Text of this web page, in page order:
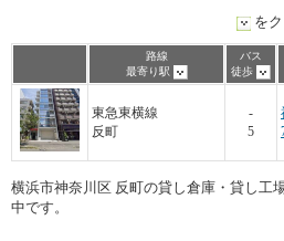
を
路線
最寄り駅
バス
徒歩
東急東横線
反町
-
5
横浜市神奈川区 反町の貸し倉庫・貸し工
中です。